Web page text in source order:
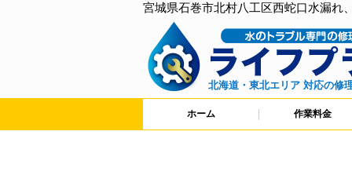
宮城県石巻市北村八工区西蛇口水漏れ
北海道・東北エリア 対応の修
ホーム 作業料金